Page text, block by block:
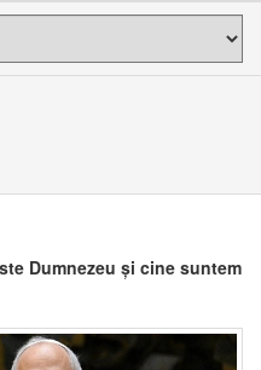
Dumnezeu și cine suntem